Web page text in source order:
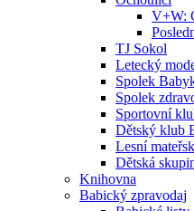
V+W:
TJ Sokol
Letecký
Spolek
Spolek
Sportovní
Dětský klub
Lesní
Dětská
Knihovna
Babický zpravodaj